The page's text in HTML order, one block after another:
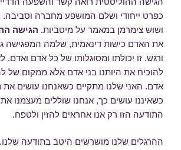
כפרט ייחודי ושלם המושפע מחברה וסביבה.
ושוש צימרמן במאמר על מיטביות. הגישה
את האדם כישות דינאמית, שלמה המפגישה
ורגש. זו יכולתו ומסוגלותו של כל אדם ואדם.
להוכיח את היותנו בני אדם אלא ממקום של
אדם. האני שלנו מתקיים כשאנחנו עושים את
כשאיננו עושים כך, אנחנו שוללים מעצמנו
התודעה הזו רק אנו אחראים להזין ולטפח.
ההרגלים שלנו מושרשים היטב בתודעה